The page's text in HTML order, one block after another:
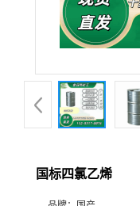
国标四氯乙烯